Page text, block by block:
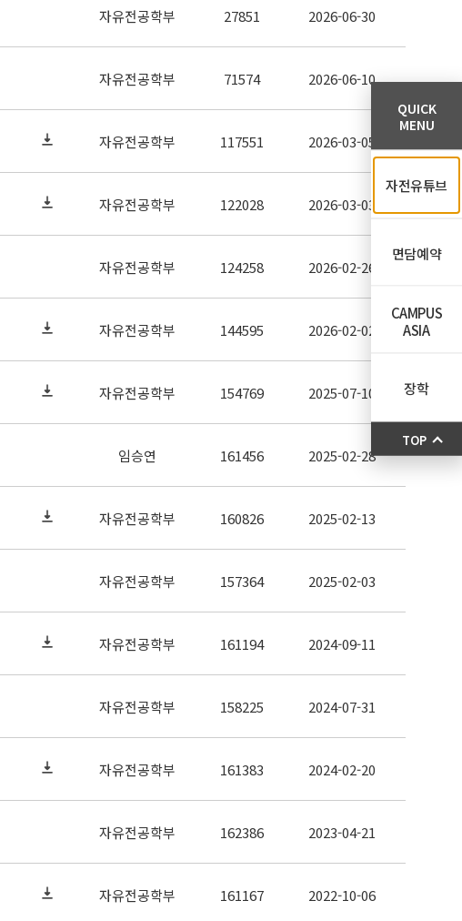
자유전공학부 27851 2026-06-30
자유전공학부 71574 2026-06-10
자유전공학부 117551 2026-03-05
자유전공학부 122028 2026-03-03
자유전공학부 124258 2026-02-26
자유전공학부 144595 2026-02-02
자유전공학부 154769 2025-07-10
임승연 161456 2025-02-28
자유전공학부 160826 2025-02-13
자유전공학부 157364 2025-02-03
자유전공학부 161194 2024-09-11
자유전공학부 158225 2024-07-31
자유전공학부 161383 2024-02-20
자유전공학부 162386 2023-04-21
자유전공학부 161167 2022-10-06
QUICK
MENU
자전유튜브
면담예약
CAMPUS
ASIA
장학
TOP